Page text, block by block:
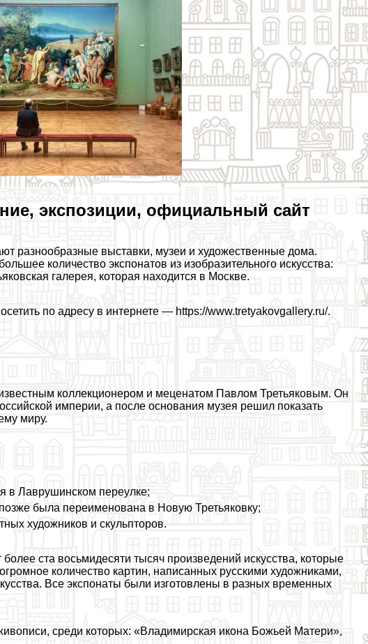
экспозиции, официальный сайт
разнообразные выставки, музеи и художественные дома.
количество экспонатов из изобразительного искусства:
галерея, которая находится в Москве.
по адресу в интернете — https://www.tretyakovgallery.ru/.
коллекционером и меценатом Павлом Третьяковым. Он
империи, а после основания музея решил показать
миру.
в Лаврушинском переулке;
была переименована в Новую Третьяковку;
художников и скульпторов.
ста восьмидесяти тысяч произведений искусства, которые
количество картин, написанных русскими художниками,
Все экспонаты были изготовлены в разных временных
среди которых: «Владимирская икона Божьей Матери»,